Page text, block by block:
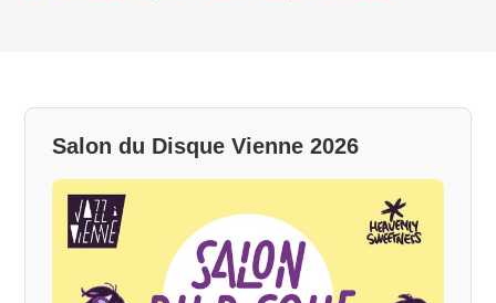
Salon du Disque Vienne 2026